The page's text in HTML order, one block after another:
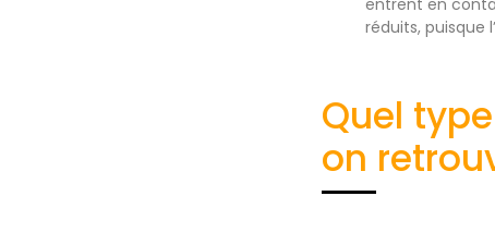
entrent en
réduits, puisque
Quel
on